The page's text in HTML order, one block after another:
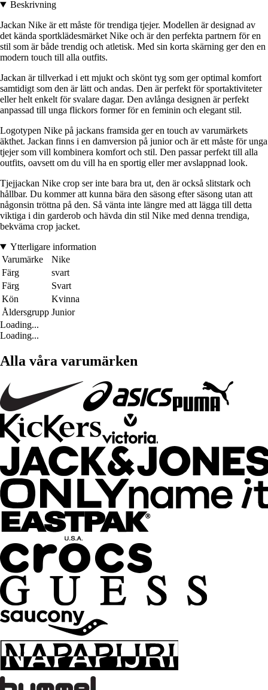
Beskrivning
Jackan Nike är ett måste för trendiga tjejer. Modellen är designad av
det kända sportklädesmärket Nike och är den perfekta partnern för en
stil som är både trendig och atletisk. Med sin korta skärning ger den en
modern touch till alla outfits.
Jackan är tillverkad i ett mjukt och skönt tyg som ger optimal komfort
samtidigt som den är lätt och andas. Den är perfekt för sportaktiviteter
eller helt enkelt för svalare dagar. Den avlånga designen är perfekt
anpassad till unga flickors former för en feminin och elegant stil.
Logotypen Nike på jackans framsida ger en touch av varumärkets
äkthet. Jackan finns i en damversion på junior och är ett måste för unga
tjejer som vill kombinera komfort och stil. Den passar perfekt till alla
outfits, oavsett om du vill ha en sportig eller mer avslappnad look.
Tjejjackan Nike crop ser inte bara bra ut, den är också slitstark och
hållbar. Du kommer att kunna bära den säsong efter säsong utan att
någonsin tröttna på den. Så vänta inte längre med att lägga till detta
viktiga i din garderob och hävda din stil Nike med denna trendiga,
bekväma crop jacket.
Ytterligare information
Varumärke
Nike
Färg
svart
Färg
Svart
Kön
Kvinna
Åldersgrupp Junior
Loading...
Loading...
Alla våra varumärken